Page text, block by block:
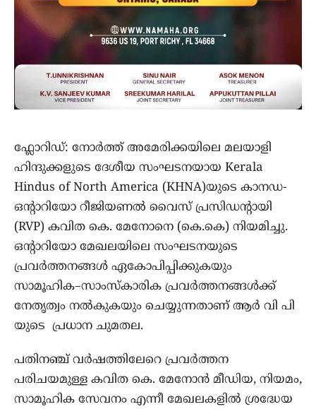
ഫ്ലോറിഡ്: നോർത്ത് അമേരിക്കയിലെ മലയാളി
ഹിന്ദുക്കളുടെ ദേശീയ സംഘടനയായ Kerala
Hindus of North America (KHNA)യുടെ കാനഡ-
ഒന്റാറിയോ റീജിയണൽ വൈസ് പ്രസിഡന്റായി
(RVP) കവിത കെ. മേനോനെ (കെ.കെ) നിയമിച്ചു.
ഒന്റാറിയോ മേഖലയിലെ സംഘടനയുടെ
പ്രവർത്തനങ്ങൾ ഏകോപിപ്പിക്കുകയും
സാമൂഹിക–സാംസ്കാരിക പ്രവർത്തനങ്ങൾക്ക്
നേതൃത്വം നൽകുകയും ചെയ്യുന്നതാണ് ആർ വി പി
യുടെ പ്രധാന ചുമതല.
പതിനഞ്ച് വർഷത്തിലേറെ പ്രവർത്തന
പരിചയമുള്ള കവിത കെ. മേനോൻ മീഡിയ, നിയമം,
സാമൂഹിക സേവനം എന്നീ മേഖലകളിൽ ശ്രദ്ധേയ